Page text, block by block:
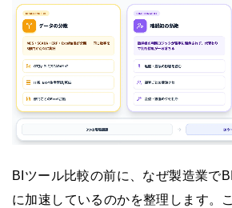
BIツール比較の前に、なぜ製造業で
に加速しているのかを整理します。